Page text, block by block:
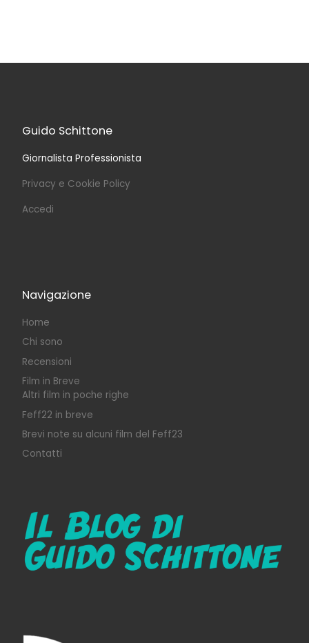
Guido Schittone
Giornalista Professionista
Privacy e Cookie Policy
Accedi
Navigazione
Home
Chi sono
Recensioni
Film in Breve
Altri film in poche righe
Feff22 in breve
Brevi note su alcuni film del Feff23
Contatti